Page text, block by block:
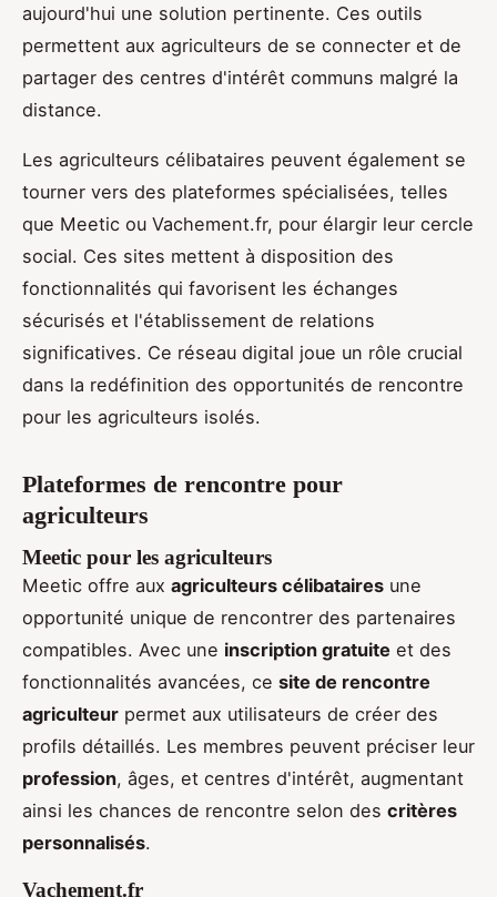
aujourd'hui une solution pertinente. Ces outils
permettent aux agriculteurs de se connecter et de
partager des centres d'intérêt communs malgré la
distance.
Les agriculteurs célibataires peuvent également se
tourner vers des plateformes spécialisées, telles
que Meetic ou Vachement.fr, pour élargir leur cercle
social. Ces sites mettent à disposition des
fonctionnalités qui favorisent les échanges
sécurisés et l'établissement de relations
significatives. Ce réseau digital joue un rôle crucial
dans la redéfinition des opportunités de rencontre
pour les agriculteurs isolés.
Plateformes de rencontre pour
agriculteurs
Meetic pour les agriculteurs
Meetic offre aux agriculteurs célibataires une
opportunité unique de rencontrer des partenaires
compatibles. Avec une inscription gratuite et des
fonctionnalités avancées, ce site de rencontre
agriculteur permet aux utilisateurs de créer des
profils détaillés. Les membres peuvent préciser leur
profession, âges, et centres d'intérêt, augmentant
ainsi les chances de rencontre selon des critères
personnalisés.
Vachement.fr